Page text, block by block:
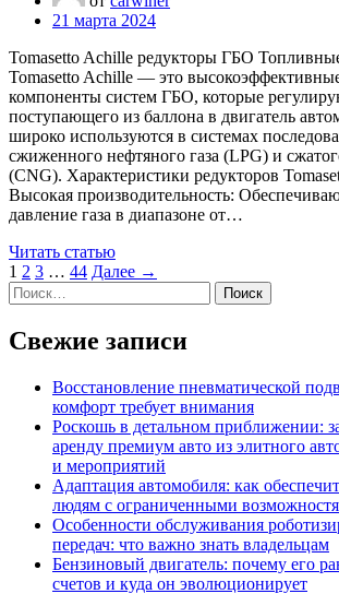
21 марта 2024
Tomasetto Achille редукторы ГБО
Tomasetto Achille — это
компоненты систем ГБО, которые
поступающего из баллона в двигатель
широко используются в системах
сжиженного нефтяного газа (LPG) и
(CNG). Характеристики редукторов
Высокая производительность:
давление газа в диапазоне от…
Читать статью
1 2 3 … 44 Далее →
Найти:
Свежие записи
Восстановление пневматической
комфорт требует внимания
Роскошь в детальном приближении:
аренду премиум авто из элитного
и мероприятий
Адаптация автомобиля: как
людям с ограниченными
Особенности обслуживания
передач: что важно знать владельцам
Бензиновый двигатель: почему его
счетов и куда он эволюционирует